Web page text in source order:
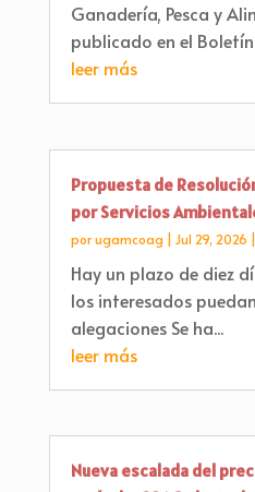
Ganadería, Pesca y
publicado en el
leer más
Propuesta de
por Servicios
porugamcoag | Jul 29, 2026 |
Hay un plazo de diez
los interesados
alegaciones Se ha...
leer más
Nueva escalada del